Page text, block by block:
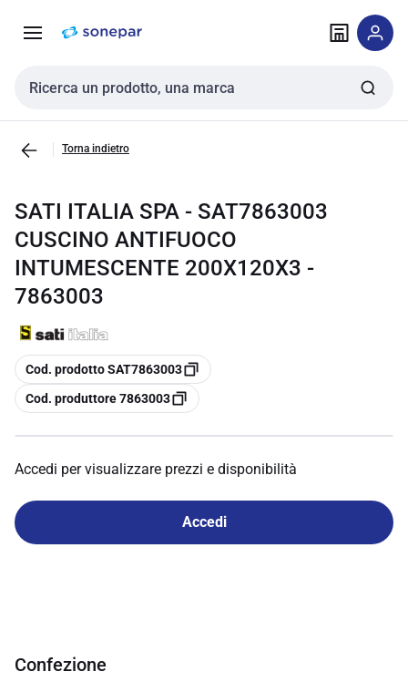
navigazione alla
Cerca input
Torna indietro
SATI ITALIA SPA - SAT7863003
CUSCINO ANTIFUOCO
INTUMESCENTE 200X120X3 -
7863003
copia
Cod. prodotto SAT7863003
copia
Cod. produttore 7863003
Accedi per visualizzare prezzi e disponibilità
Accedi
Confezione